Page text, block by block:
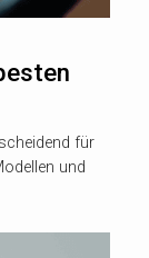
für
und